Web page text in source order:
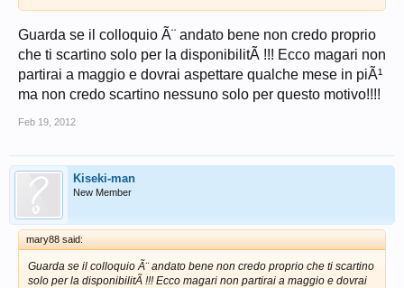
Guarda se il colloquio Ã¨ andato bene non credo proprio
che ti scartino solo per la disponibilitÃ !!! Ecco magari non
partirai a maggio e dovrai aspettare qualche mese in piÃ¹
ma non credo scartino nessuno solo per questo motivo!!!!
Feb 19, 2012
Kiseki-man
New Member
mary88 said:
Guarda se il colloquio Ã¨ andato bene non credo proprio che ti scartino
solo per la disponibilitÃ !!! Ecco magari non partirai a maggio e dovrai